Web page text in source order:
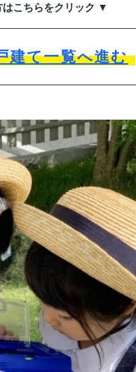
こちらをクリック ▼
建て一覧へ進む